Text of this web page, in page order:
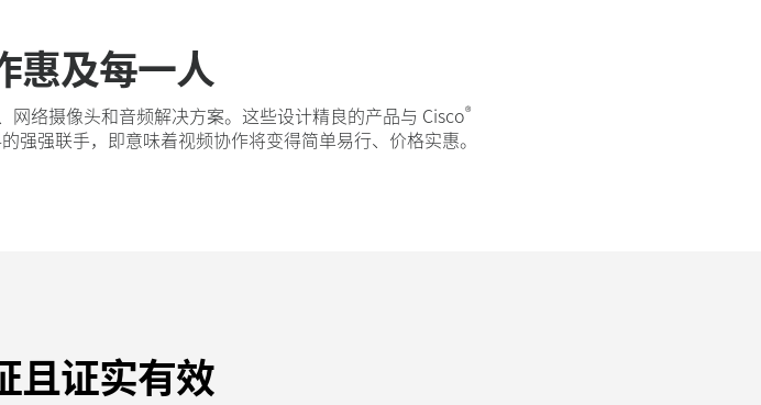
惠及每一人
络摄像头和音频解决方案。这些设计精良的产品与 Cisco®
强强联手，即意味着视频协作将变得简单易行、价格实惠。
且证实有效